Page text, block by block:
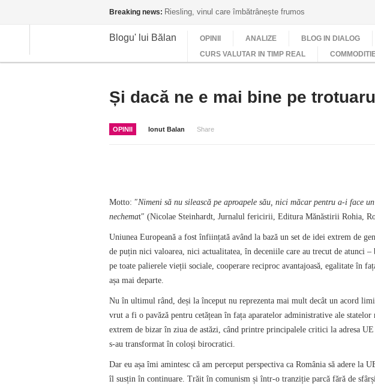
Breaking news: Riesling, vinul care îmbătrânește frumos
Blogu' lui Bălan OPINII ANALIZE BLOG IN DIALOG
CURS VALUTAR IN TIMP REAL
Și dacă ne e mai bine pe
OPINII Ionut Balan Share
Motto: ″Nimeni să nu silească pe aproapele său, nici măcar pentru a-i face
nechemat″ (Nicolae Steinhardt, Jurnalul fericirii, Editura Mănăstirii Rohia,
Uniunea Europeană a fost înființată având la bază un set de idei extrem de
de puțin nici valoarea, nici actualitatea, în deceniile care au trecut de atunci
pe toate palierele vieții sociale, cooperare reciproc avantajoasă, egalitate în
așa mai departe.
Nu în ultimul rând, deși la început nu reprezenta mai mult decât un acord
vrut a fi o pavăză pentru cetățean în fața aparatelor administrative ale statelor
extrem de bizar în ziua de astăzi, când printre principalele critici la adresa
s-au transformat în coloși birocratici.
Dar eu așa îmi amintesc că am perceput perspectiva ca România să adere la
îl susțin în continuare. Trăit în comunism și într-o tranziție parcă fără de